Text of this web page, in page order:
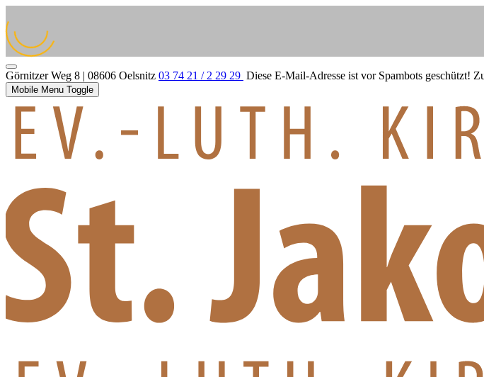
Görnitzer Weg 8 | 08606 Oelsnitz 03 74 21 / 2 29 29 Diese E-Mail-Adresse ist vor Spambots geschützt!
Mobile Menu Toggle